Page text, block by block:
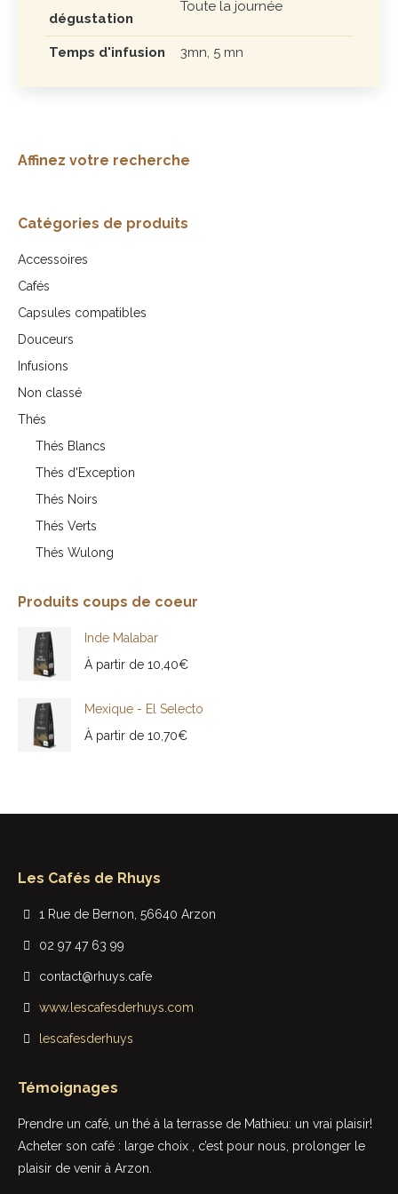
dégustation
Toute la journée
Temps d'infusion 3mn, 5 mn
Affinez votre recherche
Catégories de produits
Accessoires
Cafés
Capsules compatibles
Douceurs
Infusions
Non classé
Thés
Thés Blancs
Thés d'Exception
Thés Noirs
Thés Verts
Thés Wulong
Produits coups de coeur
Inde Malabar
À partir de 10,40€
Mexique - El Selecto
À partir de 10,70€
Les Cafés de Rhuys
1 Rue de Bernon, 56640 Arzon
02 97 47 63 99
contact@rhuys.cafe
www.lescafesderhuys.com
lescafesderhuys
Témoignages
Prendre un café, un thé à la terrasse de Mathieu: un vrai plaisir!
Acheter son café : large choix , c’est pour nous, prolonger le
plaisir de venir à Arzon.